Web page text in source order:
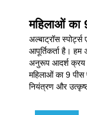
महिलाओं का
अल्बाट्रॉस
आपूर्तिकर्ता है।
अनुरूप आदर्श क्रय
महिलाओं का 9
नियंत्रण और